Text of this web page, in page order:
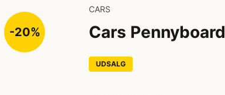
-20%
CARS
Cars Pennyboard
UDSALG